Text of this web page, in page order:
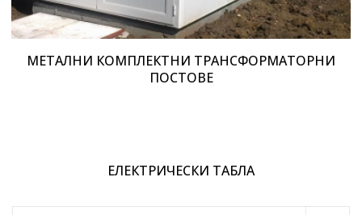
МЕТАЛНИ КОМПЛЕКТНИ ТРАНСФОРМАТОРНИ
ПОСТОВЕ
ЕЛЕКТРИЧЕСКИ ТАБЛА